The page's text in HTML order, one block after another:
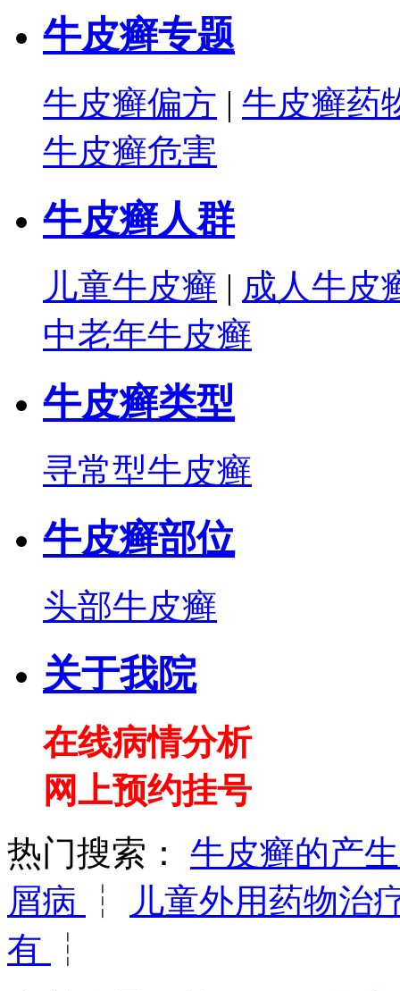
牛皮癣专题
牛皮癣偏方 | 牛皮癣药
牛皮癣危害
牛皮癣人群
儿童牛皮癣 | 成人牛皮
中老年牛皮癣
牛皮癣类型
寻常型牛皮癣
牛皮癣部位
头部牛皮癣
关于我院
在线病情分析
网上预约挂号
热门搜索：
牛皮癣的产
屑病
┆
儿童外用药物治
有
┆